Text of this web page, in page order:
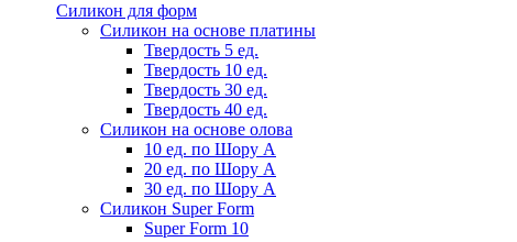
Силикон для форм
Силикон на основе платины
Твердость 5 ед.
Твердость 10 ед.
Твердость 30 ед.
Твердость 40 ед.
Силикон на основе олова
10 ед. по Шору А
20 ед. по Шору А
30 ед. по Шору А
Силикон Super Form
Super Form 10